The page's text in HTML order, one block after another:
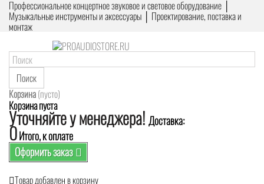
Профессиональное концертное звуковое и световое оборудование │
Музыкальные инструменты и аксессуары │ Проектирование, поставка и
монтаж
Поиск
Корзина(пусто)
Корзина пуста
Уточняйте у менеджера! Доставка:
0Итого, к оплате
Оформить заказ
Товар добавлен в корзину